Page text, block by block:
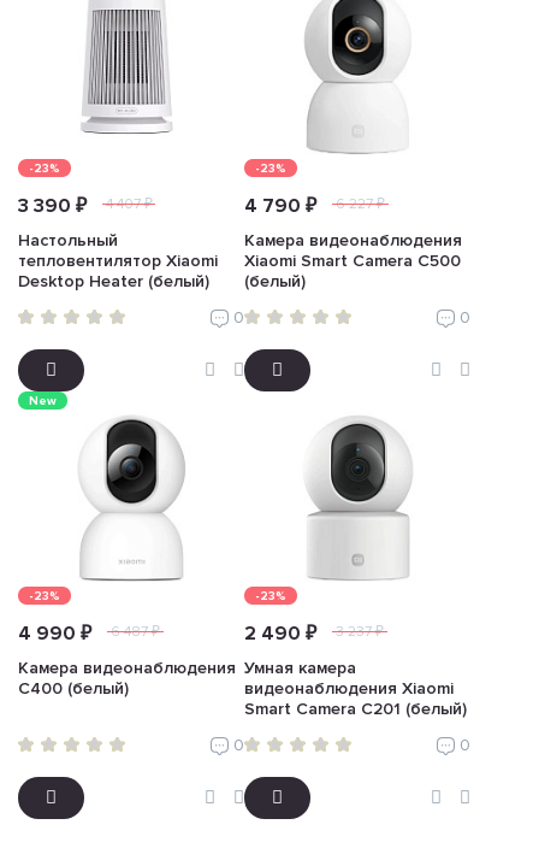
-23%
3 390 ₽ 4 407 ₽
Настольный
тепловентилятор Xiaomi
Desktop Heater (белый)
0
-23%
4 790 ₽ 6 227 ₽
Камера видеонаблюдения
Xiaomi Smart Camera C500
(белый)
0
New
-23%
4 990 ₽ 6 487 ₽
Камера видеонаблюдения
C400 (белый)
0
-23%
2 490 ₽ 3 237 ₽
Умная камера
видеонаблюдения Xiaomi
Smart Camera C201 (белый)
0